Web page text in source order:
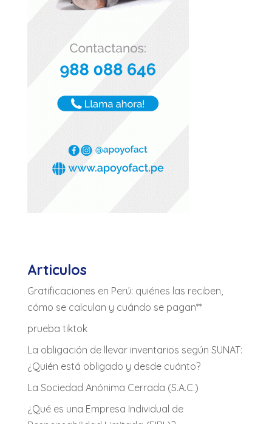
Articulos
Gratificaciones en Perú: quiénes las reciben,
cómo se calculan y cuándo se pagan**
prueba tiktok
La obligación de llevar inventarios según SUNAT:
¿Quién está obligado y desde cuánto?
La Sociedad Anónima Cerrada (S.A.C.)
¿Qué es una Empresa Individual de